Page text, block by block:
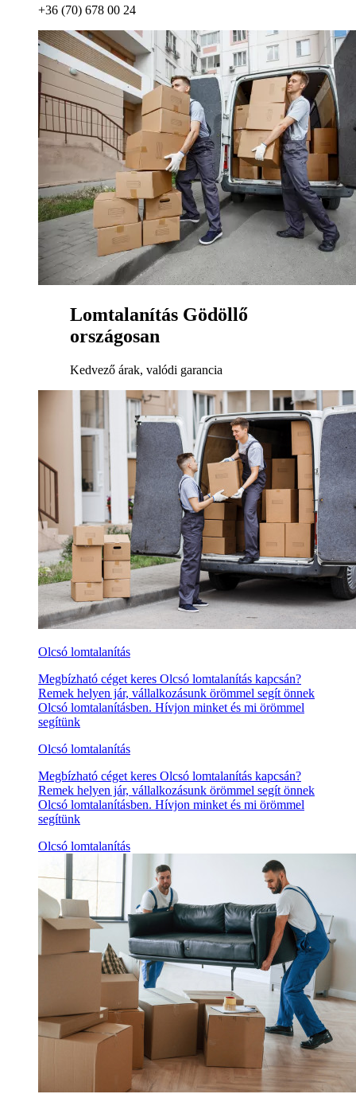
+36 (70) 678 00 24
Lomtalanítás Gödöllő
országosan
Kedvező árak, valódi garancia
Olcsó lomtalanítás
Megbízható céget keres Olcsó lomtalanítás kapcsán?
Remek helyen jár, vállalkozásunk örömmel segít önnek
Olcsó lomtalanításben. Hívjon minket és mi örömmel
segítünk
Olcsó lomtalanítás
Megbízható céget keres Olcsó lomtalanítás kapcsán?
Remek helyen jár, vállalkozásunk örömmel segít önnek
Olcsó lomtalanításben. Hívjon minket és mi örömmel
segítünk
Olcsó lomtalanítás